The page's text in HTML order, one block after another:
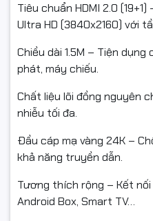
Tiêu chuẩn HDMI 2.0
Ultra HD (3840x2160) với
Chiều dài 1.5M – Tiện
phát, máy chiếu.
Chất liệu lõi đồng nguyên
nhiễu tối đa.
Đầu cáp mạ vàng 24K –
khả năng truyền dẫn.
Tương thích rộng – Kết nối
Android Box, Smart TV…